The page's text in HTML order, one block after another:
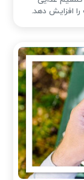
افزایش دهد.